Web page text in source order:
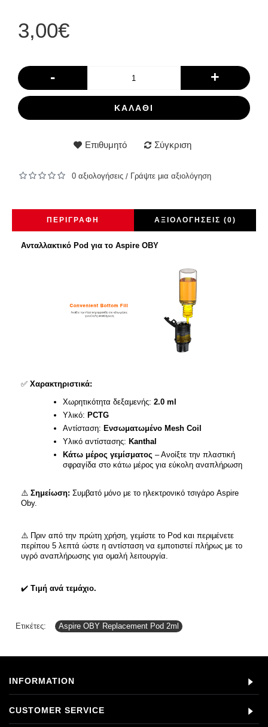
3,00€
- +
ΚΑΛΆΘΙ
Επιθυμητό Σύγκριση
0 αξιολογήσεις / Γράψτε μια αξιολόγηση
ΠΕΡΙΓΡΑΦΉ ΑΞΙΟΛΟΓΉΣΕΙΣ (0)
Ανταλλακτικό Pod για το Aspire OBY
✅ Χαρακτηριστικά:
Χωρητικότητα δεξαμενής: 2.0 ml
Υλικό: PCTG
Αντίσταση: Ενσωματωμένο Mesh Coil
Υλικό αντίστασης: Kanthal
Κάτω μέρος γεμίσματος – Ανοίξτε την πλαστική
σφραγίδα στο κάτω μέρος για εύκολη αναπλήρωση
⚠️ Σημείωση: Συμβατό μόνο με το ηλεκτρονικό τσιγάρο Aspire
Oby.
⚠️ Πριν από την πρώτη χρήση, γεμίστε το Pod και περιμένετε
περίπου 5 λεπτά ώστε η αντίσταση να εμποτιστεί πλήρως με το
υγρό αναπλήρωσης για ομαλή λειτουργία.
✔️ Τιμή ανά τεμάχιο.
Ετικέτες: Aspire OBY Replacement Pod 2ml
INFORMATION
CUSTOMER SERVICE